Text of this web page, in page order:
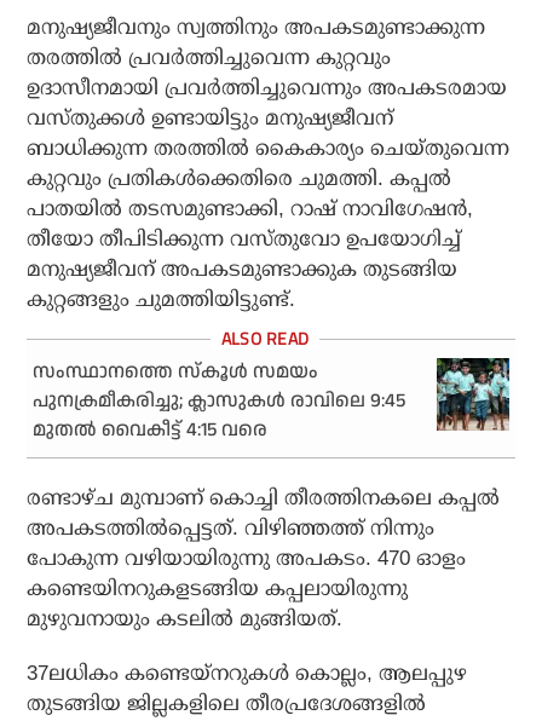
മനുഷ്യജീവനും സ്വത്തിനും അപകടമുണ്ടാക്കുന്ന
തരത്തിൽ പ്രവർത്തിച്ചുവെന്ന കുറ്റവും
ഉദാസീനമായി പ്രവർത്തിച്ചുവെന്നും അപകടരമായ
വസ്തുക്കൾ ഉണ്ടായിട്ടും മനുഷ്യജീവന്
ബാധിക്കുന്ന തരത്തിൽ കൈകാര്യം ചെയ്തുവെന്ന
കുറ്റവും പ്രതികൾക്കെതിരെ ചുമത്തി. കപ്പൽ
പാതയിൽ തടസമുണ്ടാക്കി, റാഷ് നാവി​ഗേഷൻ,
തീയോ തീപിടിക്കുന്ന വസ്തുവോ ഉപയോ​ഗിച്ച്
മനുഷ്യജീവന് അപകടമുണ്ടാക്കുക തു‌ടങ്ങിയ
കുറ്റങ്ങളും ചുമത്തിയിട്ടുണ്ട്.
സംസ്ഥാനത്തെ സ്‌കൂള്‍ സമയം
പുനക്രമീകരിച്ചു; ക്ലാസുകള്‍ രാവിലെ 9:45
മുതല്‍ വൈകീട്ട്‌ 4:15 വരെ
രണ്ടാഴ്ച മുമ്പാണ് കൊച്ചി തീരത്തിനകലെ കപ്പൽ
അപകടത്തിൽപ്പെ‌ട്ടത്. വിഴി‍ഞ്ഞത്ത് നിന്നും
പോകുന്ന വഴിയായിരുന്നു അപകടം. 470 ഓളം
കണ്ടെയിനറുകളടങ്ങിയ കപ്പലായിരുന്നു
മുഴുവനായും കടലിൽ മുങ്ങിയത്.
37ലധികം കണ്ടെയ്‌നറുകള്‍ കൊല്ലം, ആലപ്പുഴ
തുടങ്ങിയ ജില്ലകളിലെ തീരപ്രദേശങ്ങളില്‍